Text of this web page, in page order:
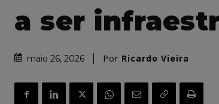
a ser
maio 26, 2026 Por Ricardo Vieira